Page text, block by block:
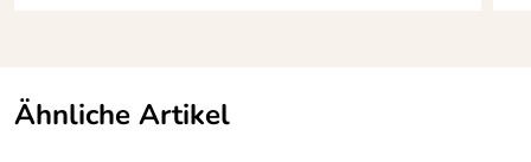
Ähnliche Artikel